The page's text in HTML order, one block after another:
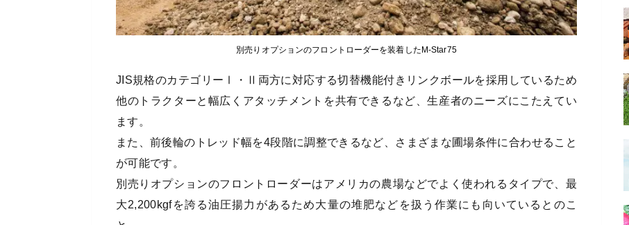
別売りオプションのフロントローダーを装着したM-Star75
JIS規格のカテゴリーⅠ・Ⅱ両方に対応する切替機能付きリンクボールを採用しているため
他のトラクターと幅広くアタッチメントを共有できるなど、生産者のニーズにこたえてい
ます。
また、前後輪のトレッド幅を4段階に調整できるなど、さまざまな圃場条件に合わせること
が可能です。
別売りオプションのフロントローダーはアメリカの農場などでよく使われるタイプで、最
大2,200kgfを誇る油圧揚力があるため大量の堆肥などを扱う作業にも向いているとのこ